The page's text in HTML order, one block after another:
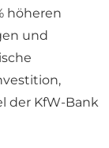
höheren
und
der KfW-Bank